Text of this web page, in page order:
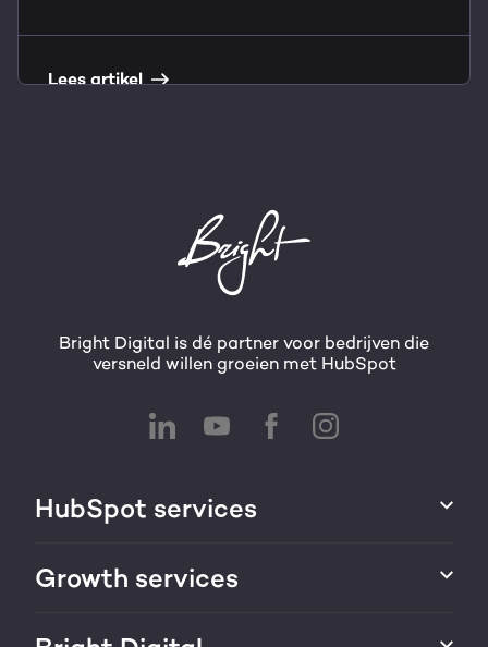
Lees artikel
Bright Digital is dé partner voor bedrijven die
versneld willen groeien met HubSpot
HubSpot services
HubSpot integraties
Growth services
Websites & portals